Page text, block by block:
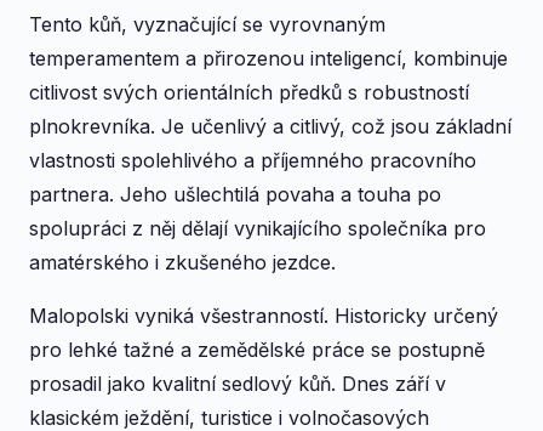
Tento kůň, vyznačující se vyrovnaným
temperamentem a přirozenou inteligencí, kombinuje
citlivost svých orientálních předků s robustností
plnokrevníka. Je učenlivý a citlivý, což jsou základní
vlastnosti spolehlivého a příjemného pracovního
partnera. Jeho ušlechtilá povaha a touha po
spolupráci z něj dělají vynikajícího společníka pro
amatérského i zkušeného jezdce.
Malopolski vyniká všestranností. Historicky určený
pro lehké tažné a zemědělské práce se postupně
prosadil jako kvalitní sedlový kůň. Dnes září v
klasickém ježdění, turistice i volnočasových